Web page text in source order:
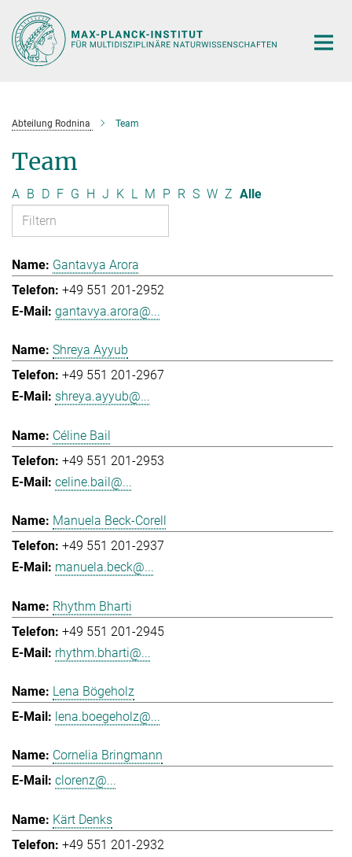
Hauptinhalt
Abteilung Rodnina Team
Team
A B D F G H J K L M P R S W Z Alle
Gantavya Arora
+49 551 201-2952
gantavya.arora@...
Shreya Ayyub
+49 551 201-2967
shreya.ayyub@...
Céline Bail
+49 551 201-2953
celine.bail@...
Manuela Beck-Corell
+49 551 201-2937
manuela.beck@...
Rhythm Bharti
+49 551 201-2945
rhythm.bharti@...
Lena Bögeholz
lena.boegeholz@...
Cornelia Bringmann
clorenz@...
Kärt Denks
+49 551 201-2932